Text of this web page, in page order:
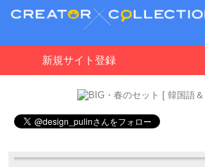
新規サイト登録